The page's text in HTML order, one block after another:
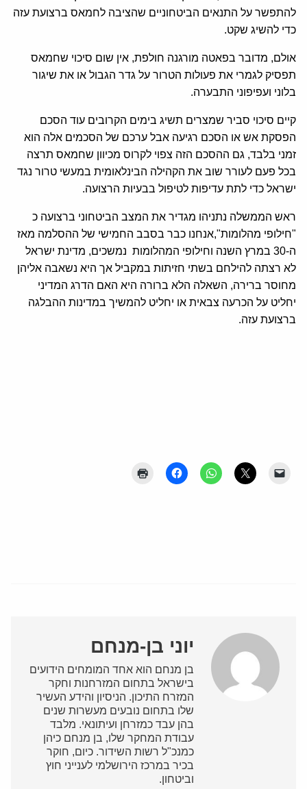
להתפשר על התנאים הביטחוניים שהציבה לחמאס ברצועת עזה
כדי להשיג שקט.
אולם, מדובר בפאטה מורגנה חולפת, אין שום סיכוי שחמאס
תפסיק לגמרי את פעולות הטרור על גדר הגבול או את שיגור
בלוני ועפיפוני התבערה.
קיים סיכוי סביר שמצרים תשיג בימים הקרובים עוד הסכם
הפסקת אש או הסכם רגיעה אבל ערכם של הסכמים אלה הוא
זמני בלבד, גם ההסכם הזה צפוי לקרוס מכיוון שחמאס תרצה
בכל פעם לעורר שוב את הקהילה הבינלאומית במעשי טרור נגד
ישראל כדי לתת עדיפות לטיפול בבעיות הרצועה.
ראש הממשלה נתניהו מגדיר את המצב הביטחוני ברצועה כ
"חילופי מהלומות",אנחנו כבר בסבב החמישי של ההסלמה מאז
ה-30 במרץ השנה וחילופי המהלומות נמשכים, מדינת ישראל
לא רצתה להילחם בשתי חזיתות במקביל אך היא נשאבה אליהן
מחוסר ברירה, השאלה הלא ברורה היא האם הדרג המדיני
יחליט על הכרעה צבאית או יחליט להמשיך במדינות ההבלגה
ברצועת עזה.
יוני בן-מנחם
בן מנחם הוא אחד המומחים הידועים
בישראל בתחום המזרחנות וחקר
המזרח התיכון. הניסיון והידע העשיר
שלו בתחום נובעים מעשרות שנים
בהן עבד כמזרחן ועיתונאי. מלבד
עבודת המחקר שלו, בן מנחם כיהן
כמנכ"ל רשות השידור. כיום, חוקר
בכיר במרכז הירושלמי לענייני חוץ
וביטחון.